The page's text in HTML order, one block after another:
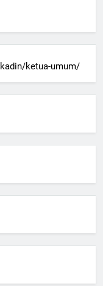
ketua-umum/